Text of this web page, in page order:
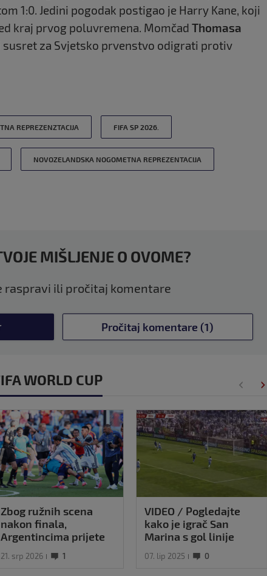
1:0. Jedini pogodak postigao je Harry Kane, koji
kraj prvog poluvremena. Momčad Thomasa
za Svjetsko prvenstvo odigrati protiv
REPREZENZTACIJA FIFA SP 2026.
NOVOZELANDSKA NOGOMETNA REPREZENTACIJA
MIŠLJENJE O OVOME?
raspravi ili pročitaj komentare
Pročitaj komentare (1)
WORLD CUP
Zbog ružnih scena
nakon finala,
Argentincima prijete
očekivao!?
21. srp 2026 1
VIDEO / Pogledajte
kako je igrač San
Marina s gol linije
BiH
07. lip 2025 0